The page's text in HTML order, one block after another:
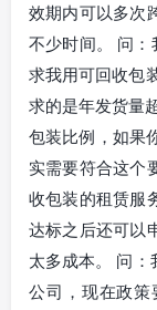
效期内可以多次
不少时间。 问
求我用可回收包
求的是年发货量
包装比例，如果
实需要符合这个
收包装的租赁服
达标之后还可以
太多成本。 问
公司，现在政